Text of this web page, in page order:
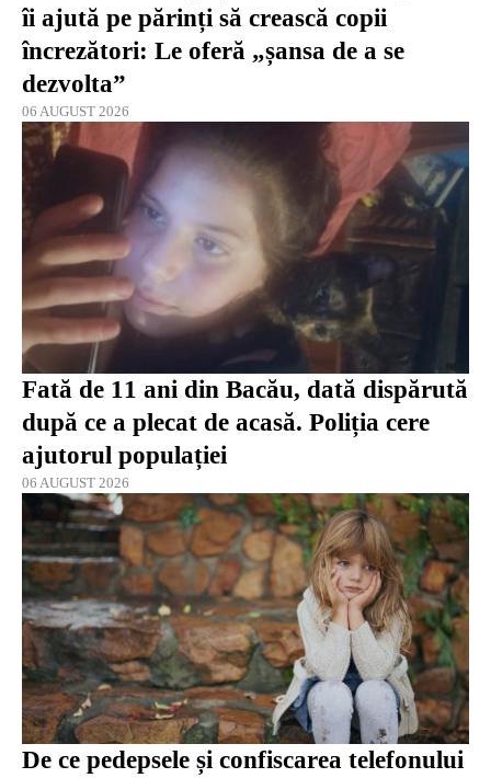
îi ajută pe părinți să crească copii
încrezători: Le oferă „șansa de a se
dezvolta”
06 AUGUST 2026
Fată de 11 ani din Bacău, dată dispărută
după ce a plecat de acasă. Poliția cere
ajutorul populației
06 AUGUST 2026
De ce pedepsele și confiscarea telefonului